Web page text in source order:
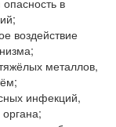
в
воздействие
металлов,
инфекций,